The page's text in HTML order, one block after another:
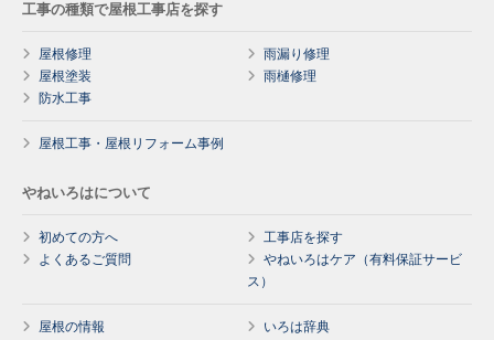
工事の種類で屋根工事店を探す
屋根修理
雨漏り修理
屋根塗装
雨樋修理
防水工事
屋根工事・屋根リフォーム事例
やねいろはについて
初めての方へ
工事店を探す
よくあるご質問
やねいろはケア（有料保証サービ
ス）
屋根の情報
いろは辞典